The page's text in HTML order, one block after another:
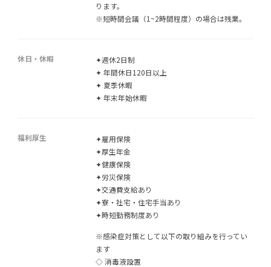
ります。
※短時間会議（1~2時間程度）の場合は残業。
休日・休暇
✦週休2日制
✦ 年間休日120日以上
✦ 夏季休暇
✦ 年末年始休暇
福利厚生
✦雇用保険
✦厚生年金
✦健康保険
✦労災保険
✦交通費支給あり
✦寮・社宅・住宅手当あり
✦時短勤務制度あり
※感染症対策として以下の取り組みを行ってい
ます
◇ 消毒液設置